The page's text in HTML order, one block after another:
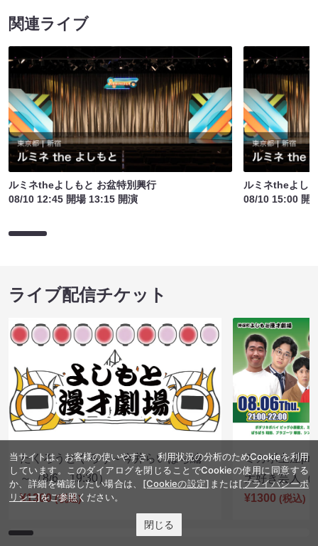
関連ライブ
ルミネtheよしもと お盆特別興行
08/10 12:45 開場 13:15 開演
ルミネtheよし
08/10 15:00 開
ライブ配信チケット
たくろうとぐろう～今井らいぱち編
～（8/6 19:30）
¥1300(税込)
ミカボ土屋
大好き芸人
¥1300 (税込)
当サイトは、お客様の使いやすさ、利用状況の分析のためCookieを利用
しています。このダイアログを閉じることでCookieの使用に同意する
か、詳細を確認したい場合は、 [Cookieの設定] または[プライバシーポ
リシー]をご参照ください。
閉じる